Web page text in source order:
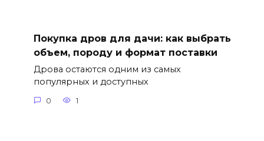
Покупка дров для дачи: как выбрать
объем, породу и формат поставки
Дрова остаются одним из самых
популярных и доступных
0 1